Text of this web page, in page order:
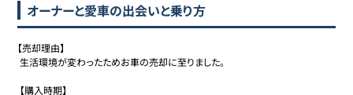
オーナーと愛車の出会いと乗り方
【売却理由】
生活環境が変わったためお車の売却に至りました。